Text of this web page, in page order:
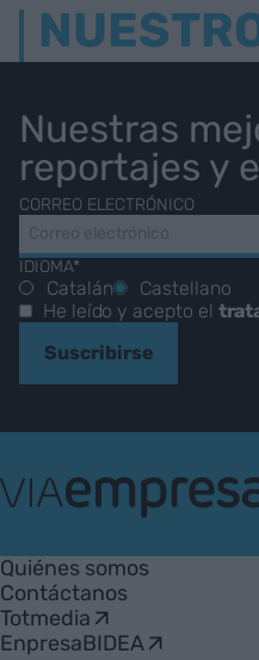
Nuestras
reportajes y
CORREO ELECTRÓNICO
IDIOMA*
Catalán
Castellano
He leído y acepto el
Suscribirse
Empresa
Quiénes somos
Contáctanos
Totmedia
EnpresaBIDEA